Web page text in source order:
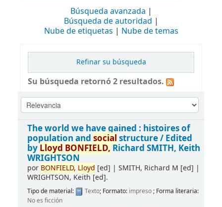
Búsqueda avanzada
Búsqueda de autoridad
Nube de etiquetas
Nube de temas
Refinar su búsqueda
Su búsqueda retornó 2 resultados.
The world we have gained : histoires of
population and social structure / Edited
by Lloyd BONFIELD,Richard SMITH, Keith
WRIGHTSON
por BONFIELD, Lloyd [ed] | SMITH, Richard M [ed] |
WRIGHTSON, Keith [ed].
Tipo de material: Texto; Formato: impreso; Forma literaria:
No es ficción